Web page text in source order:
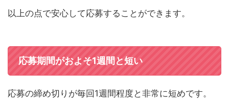
以上の点で安心して応募することができます。
応募期間がおよそ1週間と短い
応募の締め切りが毎回1週間程度と非常に短めです。